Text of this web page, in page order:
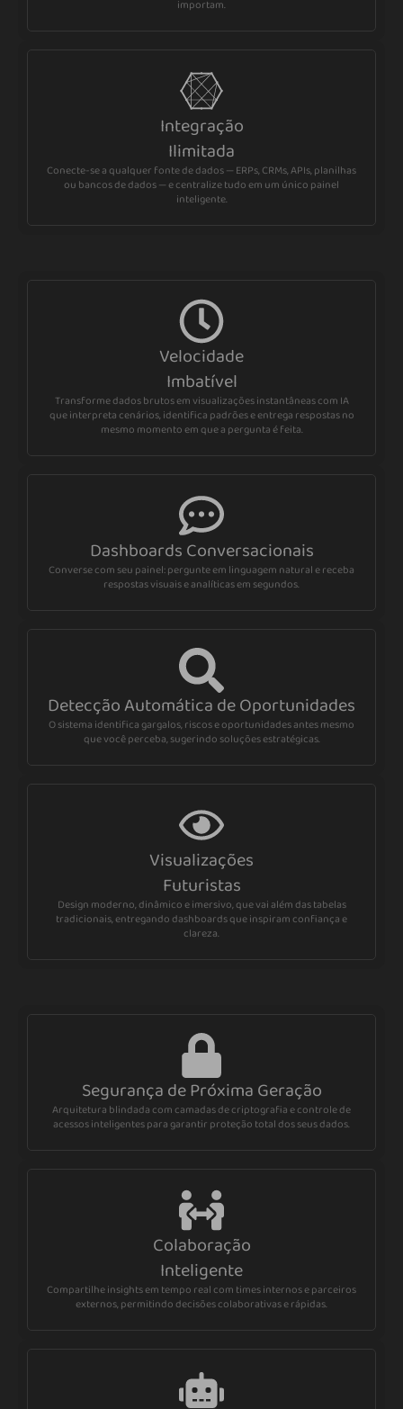
importam.
Integração
Ilimitada
Conecte-se a qualquer fonte de dados — ERPs, CRMs, APIs, planilhas
ou bancos de dados — e centralize tudo em um único painel
inteligente.
Velocidade
Imbatível
Transforme dados brutos em visualizações instantâneas com IA
que interpreta cenários, identifica padrões e entrega respostas no
mesmo momento em que a pergunta é feita.
Dashboards Conversacionais
Converse com seu painel: pergunte em linguagem natural e receba
respostas visuais e analíticas em segundos.
Detecção Automática de Oportunidades
O sistema identifica gargalos, riscos e oportunidades antes mesmo
que você perceba, sugerindo soluções estratégicas.
Visualizações
Futuristas
Design moderno, dinâmico e imersivo, que vai além das tabelas
tradicionais, entregando dashboards que inspiram confiança e
clareza.
Segurança de Próxima Geração
Arquitetura blindada com camadas de criptografia e controle de
acessos inteligentes para garantir proteção total dos seus dados.
Colaboração
Inteligente
Compartilhe insights em tempo real com times internos e parceiros
externos, permitindo decisões colaborativas e rápidas.